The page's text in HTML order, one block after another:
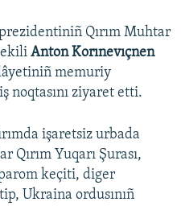
Qırım Muhtar
Anton Korınevıçnen
memuriy
noqtasını ziyaret etti.
işaretsiz urbada
Qırım Yuqarı Şurası,
keçiti, diger
Ukraina ordusınıñ